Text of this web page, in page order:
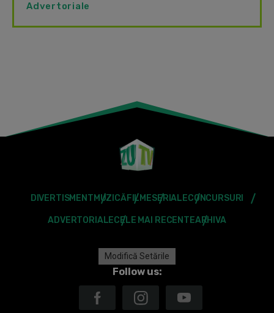
Advertoriale
DIVERTISMENT MUZICĂFILMESERIALECONCURSURI
ADVERTORIALECELE MAI RECENTEARHIVA
Modifică Setările
Follow us: